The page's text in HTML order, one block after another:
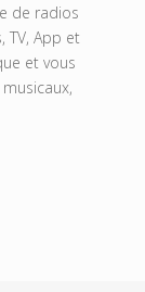
de radios
TV, App et
et vous